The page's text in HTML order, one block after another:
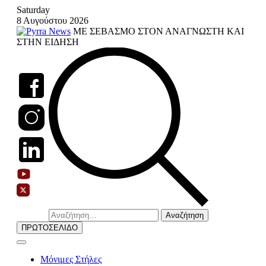
Skip
content
Saturday
8 Αυγούστου 2026
ΜΕ ΣΕΒΑΣΜΟ ΣΤΟΝ ΑΝΑΓΝΩΣΤΗ ΚΑΙ
ΣΤΗΝ ΕΙΔΗΣΗ
Αναζήτηση
για:
ΠΡΩΤΟΣΕΛΙΔΟ
Μόνιμες Στήλες